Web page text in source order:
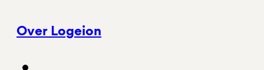
Over Logeion